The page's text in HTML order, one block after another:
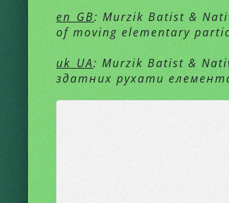
en_GB: Murzik Batist &
of moving elementary
uk_UA: Murzik Batist &
здатних рухати